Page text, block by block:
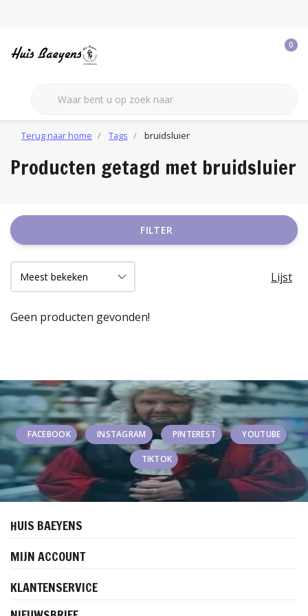
0
Terug naar home Tags bruidsluier
Producten getagd met bruidsluier
FILTER
Lijst
Geen producten gevonden!
FACEBOOK INSTAGRAM PINTEREST YOUTUBE
TIKTOK
HUIS BAEYENS
MIJN ACCOUNT
KLANTENSERVICE